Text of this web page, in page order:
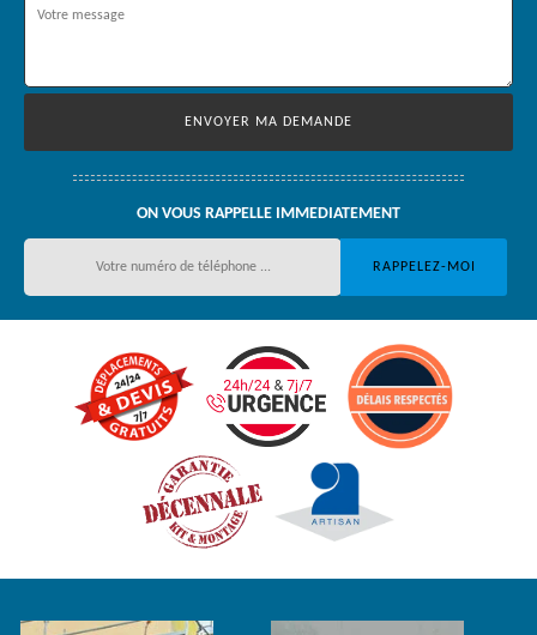
ON VOUS RAPPELLE IMMEDIATEMENT